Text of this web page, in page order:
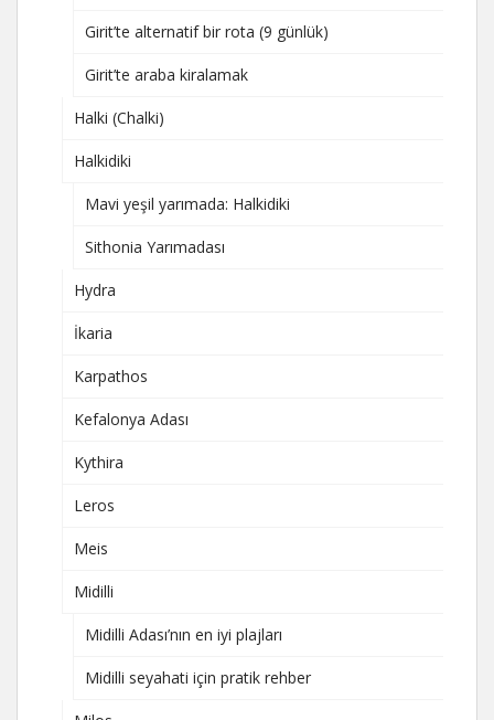
Girit’te alternatif bir rota (9 günlük)
Girit’te araba kiralamak
Halki (Chalki)
Halkidiki
Mavi yeşil yarımada: Halkidiki
Sithonia Yarımadası
Hydra
İkaria
Karpathos
Kefalonya Adası
Kythira
Leros
Meis
Midilli
Midilli Adası’nın en iyi plajları
Midilli seyahati için pratik rehber